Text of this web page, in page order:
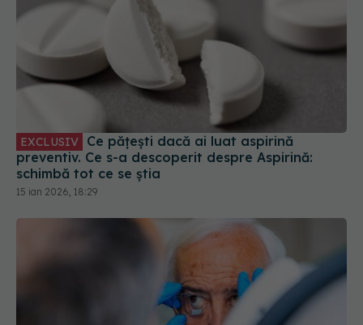
preventiv. Ce s-a descoperit despre Aspirină:
schimbă tot ce se știa
15 ian 2026, 18:29